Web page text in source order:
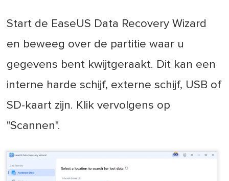
Start de EaseUS Data Recovery Wizard
en beweeg over de partitie waar u
gegevens bent kwijtgeraakt. Dit kan een
interne harde schijf, externe schijf, USB of
SD-kaart zijn. Klik vervolgens op
"Scannen".